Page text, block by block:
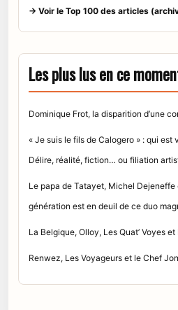
→ Voir le Top 100 des articles
Les plus lus en ce
Dominique Frot, la disparition d’une
« Je suis le fils de Calogero » : qui est
Délire, réalité, fiction… ou filiation
Le papa de Tatayet, Michel
génération est en deuil de ce duo
La Belgique, Olloy, Les Quat’ Voyes
Renwez, Les Voyageurs et le Chef